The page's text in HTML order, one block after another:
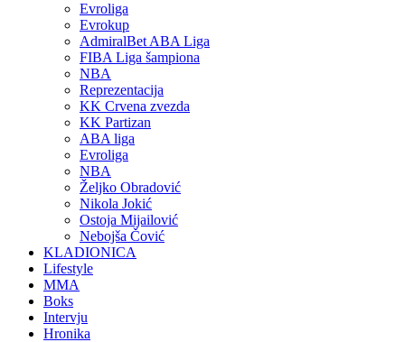
Evroliga
Evrokup
AdmiralBet ABA Liga
FIBA Liga šampiona
NBA
Reprezentacija
KK Crvena zvezda
KK Partizan
ABA liga
Evroliga
NBA
Željko Obradović
Nikola Jokić
Ostoja Mijailović
Nebojša Čović
KLADIONICA
Lifestyle
MMA
Boks
Intervju
Hronika